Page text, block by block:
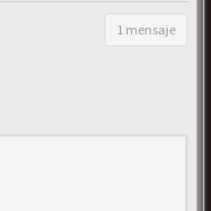
1 mensaje